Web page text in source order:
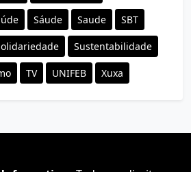
Sáude Saude SBT
Sustentabilidade
TV UNIFEB Xuxa